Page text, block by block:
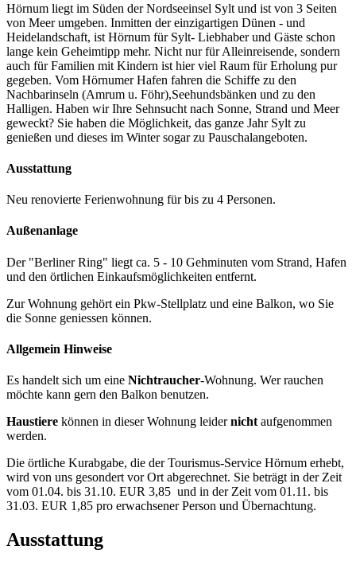
Hörnum liegt im Süden der Nordseeinsel Sylt und ist von 3 Seiten
von Meer umgeben. Inmitten der einzigartigen Dünen - und
Heidelandschaft, ist Hörnum für Sylt- Liebhaber und Gäste schon
lange kein Geheimtipp mehr. Nicht nur für Alleinreisende, sondern
auch für Familien mit Kindern ist hier viel Raum für Erholung pur
gegeben. Vom Hörnumer Hafen fahren die Schiffe zu den
Nachbarinseln (Amrum u. Föhr),Seehundsbänken und zu den
Halligen. Haben wir Ihre Sehnsucht nach Sonne, Strand und Meer
geweckt? Sie haben die Möglichkeit, das ganze Jahr Sylt zu
genießen und dieses im Winter sogar zu Pauschalangeboten.
Ausstattung
Neu renovierte Ferienwohnung für bis zu 4 Personen.
Außenanlage
Der "Berliner Ring" liegt ca. 5 - 10 Gehminuten vom Strand, Hafen
und den örtlichen Einkaufsmöglichkeiten entfernt.
Zur Wohnung gehört ein Pkw-Stellplatz und eine Balkon, wo Sie
die Sonne geniessen können.
Allgemein Hinweise
Es handelt sich um eine Nichtraucher-Wohnung. Wer rauchen
möchte kann gern den Balkon benutzen.
Haustiere können in dieser Wohnung leidernicht aufgenommen
werden.
Die örtliche Kurabgabe, die der Tourismus-Service Hörnum erhebt,
wird von uns gesondert vor Ort abgerechnet. Sie beträgt in der Zeit
vom 01.04. bis 31.10. EUR 3,85 und in der Zeit vom 01.11. bis
31.03. EUR 1,85 pro erwachsener Person und Übernachtung.
Ausstattung